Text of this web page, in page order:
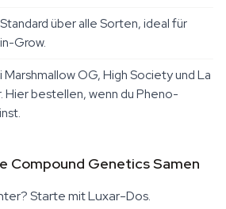
über alle Sorten, ideal für
Grow.
Marshmallow OG, High Society und La
Hier bestellen, wenn du Pheno-
Compound Genetics Samen
Starte mit Luxar-Dos.